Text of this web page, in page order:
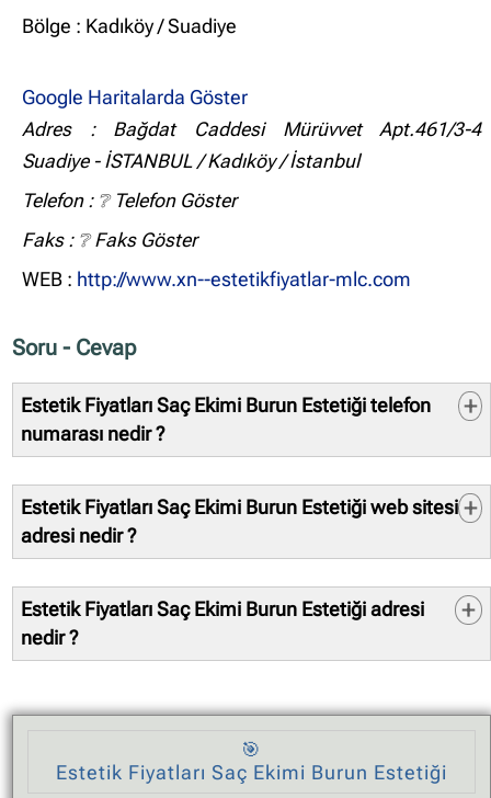
Bölge : Kadıköy / Suadiye
Google Haritalarda Göster
Adres : Bağdat Caddesi Mürüvvet Apt.461/3-4
Suadiye - İSTANBUL / Kadıköy / İstanbul
Telefon : ❔ Telefon Göster
Faks : ❔ Faks Göster
WEB : http://www.xn--estetikfiyatlar-mlc.com
Soru - Cevap
Estetik Fiyatları Saç Ekimi Burun Estetiği telefon
numarası nedir ?
02163721713
Bilgi doğruluğunu kontrol etmek bilgiyi kullanacak
kişi/kurum sorumluluğundadır. Bilgilerin hatalı olması
durumunda doğru veriler ile düzeltilmesini veya
Estetik Fiyatları Saç Ekimi Burun Estetiği web sitesi
adresi nedir ?
estetikfiyatlar-mlc.com
Bilgi doğruluğunu kontrol etmek bilgiyi kullanacak
kişi/kurum sorumluluğundadır. Bilgilerin hatalı olması
durumunda doğru veriler ile düzeltilmesini veya
Estetik Fiyatları Saç Ekimi Burun Estetiği adresi
nedir ?
İSTANBUL / Kadıköy / İstanbul
Bilgi doğruluğunu kontrol etmek bilgiyi kullanacak
kişi/kurum sorumluluğundadır. Bilgilerin hatalı olması
🎯
Estetik Fiyatları Saç Ekimi Burun Estetiği